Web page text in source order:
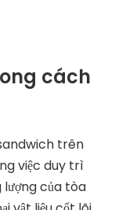
cách
trên
việc duy trì
lượng của tòa